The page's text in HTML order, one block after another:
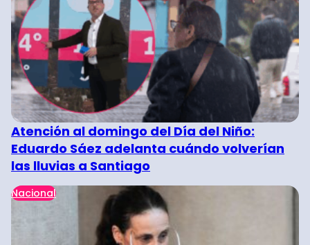
Atención al domingo del Día del Niño:
Eduardo Sáez adelanta cuándo volverían
las lluvias a Santiago
Nacional